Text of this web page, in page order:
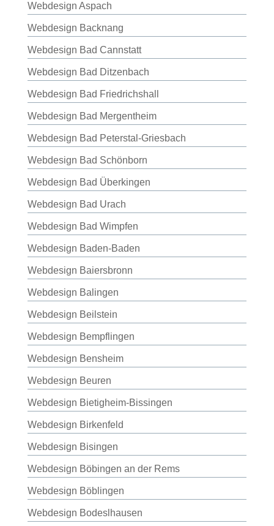
Webdesign Aspach
Webdesign Backnang
Webdesign Bad Cannstatt
Webdesign Bad Ditzenbach
Webdesign Bad Friedrichshall
Webdesign Bad Mergentheim
Webdesign Bad Peterstal-Griesbach
Webdesign Bad Schönborn
Webdesign Bad Überkingen
Webdesign Bad Urach
Webdesign Bad Wimpfen
Webdesign Baden-Baden
Webdesign Baiersbronn
Webdesign Balingen
Webdesign Beilstein
Webdesign Bempflingen
Webdesign Bensheim
Webdesign Beuren
Webdesign Bietigheim-Bissingen
Webdesign Birkenfeld
Webdesign Bisingen
Webdesign Böbingen an der Rems
Webdesign Böblingen
Webdesign Bodeslhausen